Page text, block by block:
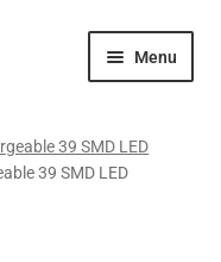
Menu
39 SMD LED
39 SMD LED